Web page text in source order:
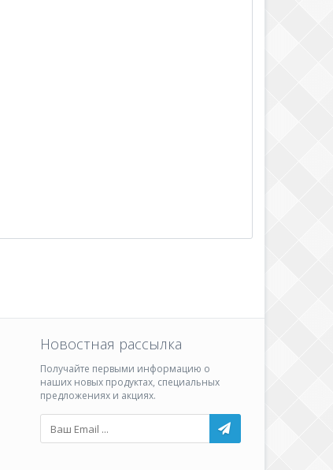
Новостная рассылка
Получайте первыми информацию о
наших новых продуктах, специальных
предложениях и акциях.